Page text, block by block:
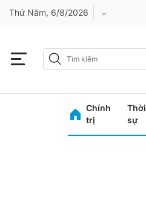
Thứ Năm, 6/8/2026
Bình Phước
Chính
trị
Thời
sự